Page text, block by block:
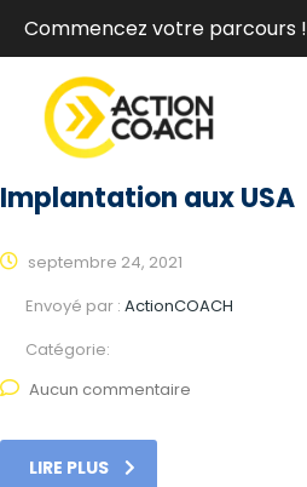
Commencez votre parcours !
Implantation aux USA
septembre 24, 2021
Envoyé par : ActionCOACH
Catégorie:
Aucun commentaire
LIRE PLUS